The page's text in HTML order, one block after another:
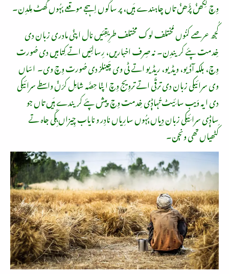
وِچ لِکَّھݨ پڑَھݨ تاں چاہندے ہَیں، پر ساکُوں اِہجے موقعے ٻہُوں گھٹ مِلدِن۔
کُجھ عرصے کنُوں مُختلف لوک مختلف طرِیقِئیں نال اپݨی مادری زبان دی
خِدمت پئے کریندِن۔ نہ صِرف اخباریں، رِسالِئیں اتے کِتابیں دی صُورت
وِچ، بلکہ آڈیو، ویڈیو، ریڈیو اتے ٹی وی چَینلز دی صُورت وِچ وی۔ اسّاں
وی سرائیکی زبان دی ترقّی اتے تروِیج وِچ اپݨا حِصَّہ شامِل کرَݨ واسطے سرائیکی
دی ایہ وَیب سائِیٹ تُہاݙی خِدمت وِچ پیش پئے کریندے ہَیں تاں جو
ساݙی سرائِیکی زبان دِیاں ٻہُوں سارِیاں نادِر و نایاب چِیزاں ہِکّی جاہ تے
کَٹھیاں تھی ونڄن۔